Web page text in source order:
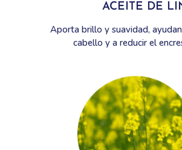
ACEITE DE
Aporta brillo y suavidad,
cabello y a reducir el